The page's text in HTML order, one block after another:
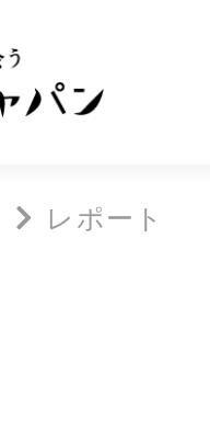
レポート